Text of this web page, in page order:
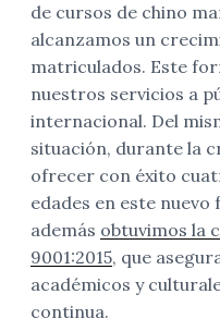
de cursos de chino
alcanzamos un
matriculados. Este
nuestros servicios a
internacional. Del
situación, durante la
ofrecer con éxito
edades en este
además obtuvimos la
9001:2015, que
académicos y
continua.